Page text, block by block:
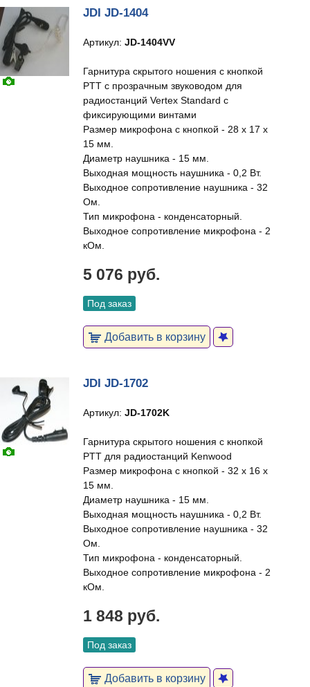
JDI JD-1404
Артикул: JD-1404VV
Гарнитура скрытого ношения с кнопкой
PTT с прозрачным звуководом для
радиостанций Vertex Standard с
фиксирующими винтами
Размер микрофона с кнопкой - 28 х 17 х
15 мм.
Диаметр наушника - 15 мм.
Выходная мощность наушника - 0,2 Вт.
Выходное сопротивление наушника - 32
Ом.
Тип микрофона - конденсаторный.
Выходное сопротивление микрофона - 2
кОм.
5 076 руб.
Под заказ
Добавить в корзину
JDI JD-1702
Артикул: JD-1702K
Гарнитура скрытого ношения с кнопкой
PTT для радиостанций Kenwood
Размер микрофона с кнопкой - 32 х 16 х
15 мм.
Диаметр наушника - 15 мм.
Выходная мощность наушника - 0,2 Вт.
Выходное сопротивление наушника - 32
Ом.
Тип микрофона - конденсаторный.
Выходное сопротивление микрофона - 2
кОм.
1 848 руб.
Под заказ
Добавить в корзину